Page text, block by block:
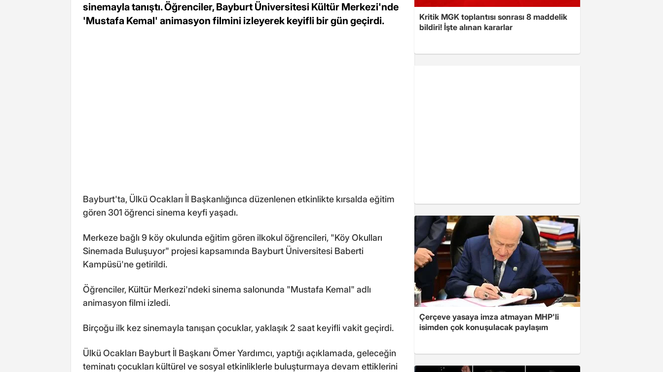
sinemayla tanıştı. Öğrenciler, Bayburt Üniversitesi Kültür Merkezi'nde
'Mustafa Kemal' animasyon filmini izleyerek keyifli bir gün geçirdi.
Bayburt'ta, Ülkü Ocakları İl Başkanlığınca düzenlenen etkinlikte kırsalda eğitim
gören 301 öğrenci sinema keyfi yaşadı.
Merkeze bağlı 9 köy okulunda eğitim gören ilkokul öğrencileri, "Köy Okulları
Sinemada Buluşuyor" projesi kapsamında Bayburt Üniversitesi Baberti
Kampüsü'ne getirildi.
Öğrenciler, Kültür Merkezi'ndeki sinema salonunda "Mustafa Kemal" adlı
animasyon filmi izledi.
Birçoğu ilk kez sinemayla tanışan çocuklar, yaklaşık 2 saat keyifli vakit geçirdi.
Ülkü Ocakları Bayburt İl Başkanı Ömer Yardımcı, yaptığı açıklamada, geleceğin
teminatı çocukları kültürel ve sosyal etkinliklerle buluşturmaya devam ettiklerini
Kritik MGK toplantısı sonrası 8 maddelik
bildiri! İşte alınan kararlar
Çerçeve yasaya imza atmayan MHP'li
isimden çok konuşulacak paylaşım